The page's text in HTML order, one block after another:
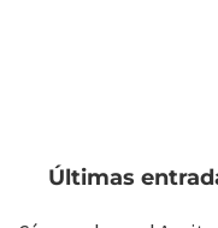
Últimas